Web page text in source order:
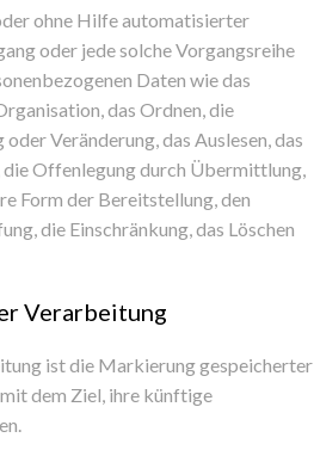
ohne Hilfe automatisierter
oder jede solche Vorgangsreihe
Daten wie das
das Ordnen, die
Veränderung, das Auslesen, das
Offenlegung durch Übermittlung,
Form der Bereitstellung, den
die Einschränkung, das Löschen
Verarbeitung
ist die Markierung gespeicherter
dem Ziel, ihre künftige